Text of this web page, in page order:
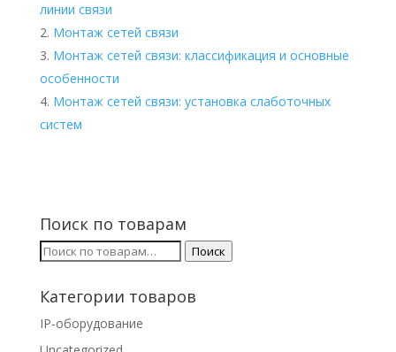
линии связи
Монтаж сетей связи
Монтаж сетей связи: классификация и основные
особенности
Монтаж сетей связи: установка слаботочных
систем
Поиск по товарам
Искать: Поиск
Категории товаров
IP-оборудование